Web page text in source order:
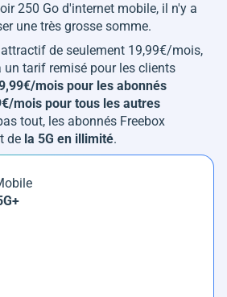
250 Go d'internet mobile, il n'y a
une très grosse somme.
de seulement 19,99€/mois,
un tarif remisé pour les clients
mois pour les abonnés
mois pour tous les autres
tout, les abonnés Freebox
de la 5G en illimité.